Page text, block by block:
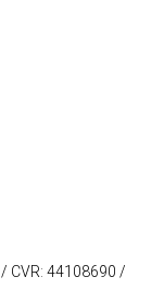
CVR: 44108690 /